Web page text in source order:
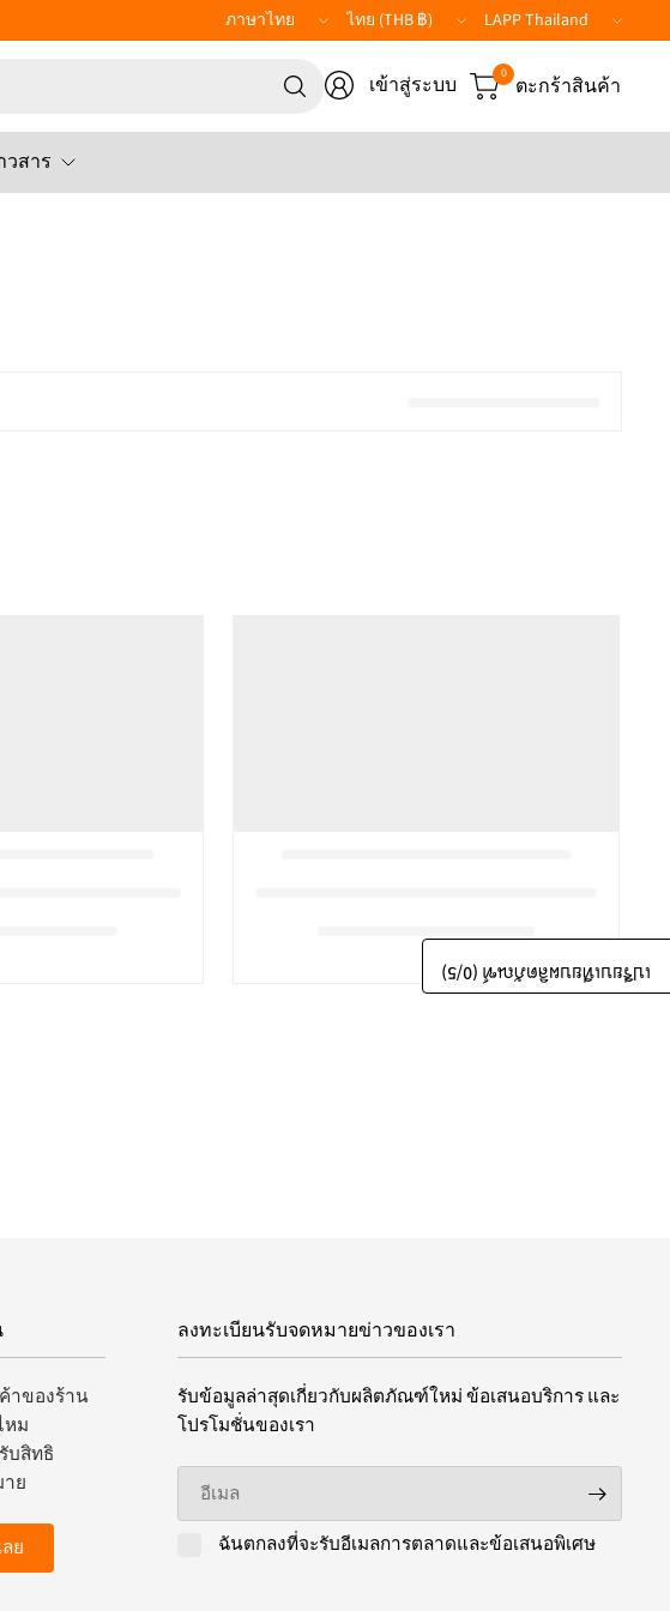
อัปเดต
ประเทศ/
อัปเดต
ประเทศ/
ภูมิภาค
LAPP
Website
ค้นหา
สิ่ง
ใด
เข้าสู่ระบบ 0 ตะกร้าสินค้า
วสาร
าของร้าน
หม
บสิทธิ
ย
ย
ลงทะเบียนรับจดหมายข่าวของเรา
รับข้อมูลล่าสุดเกี่ยวกับผลิตภัณฑ์ใหม่ ข้อเสนอบริการ และ
โปรโมชั่นของเรา
อีเมล
ฉันตกลงที่จะรับอีเมลการตลาดและข้อเสนอพิเศษ
เปรียบเทียบผลิตภัณฑ์ (
0
/5)